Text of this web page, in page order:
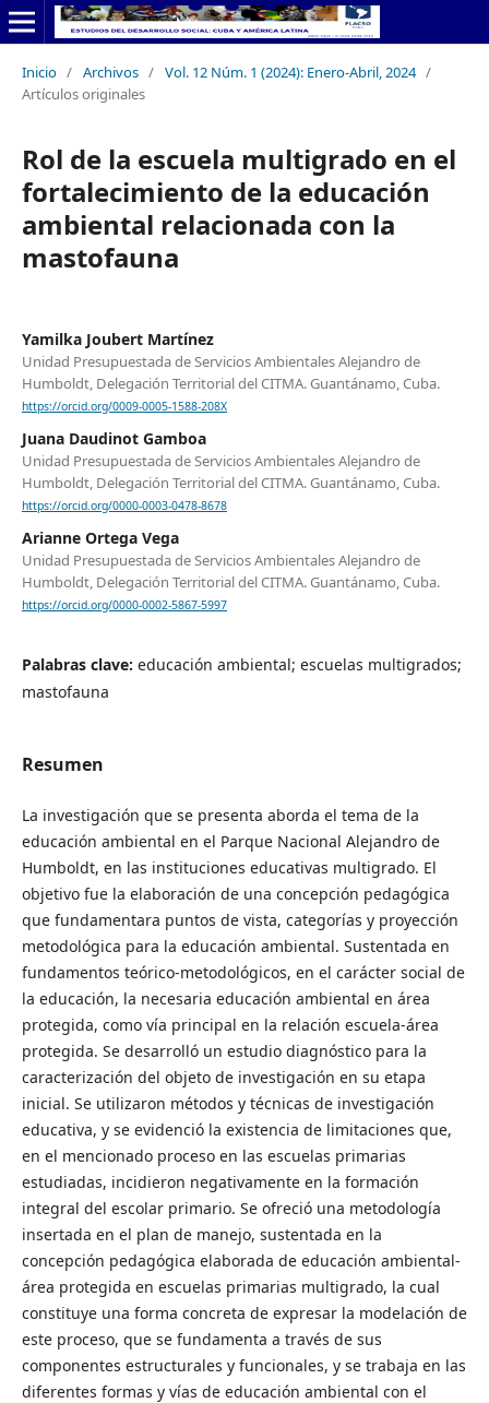
Inicio / Archivos / Vol. 12 Núm. 1 (2024): Enero-Abril, 2024 /
Artículos originales
Rol de la escuela multigrado en el
fortalecimiento de la educación
ambiental relacionada con la
mastofauna
Yamilka Joubert Martínez
Unidad Presupuestada de Servicios Ambientales Alejandro de
Humboldt, Delegación Territorial del CITMA. Guantánamo, Cuba.
https://orcid.org/0009-0005-1588-208X
Juana Daudinot Gamboa
Unidad Presupuestada de Servicios Ambientales Alejandro de
Humboldt, Delegación Territorial del CITMA. Guantánamo, Cuba.
https://orcid.org/0000-0003-0478-8678
Arianne Ortega Vega
Unidad Presupuestada de Servicios Ambientales Alejandro de
Humboldt, Delegación Territorial del CITMA. Guantánamo, Cuba.
https://orcid.org/0000-0002-5867-5997
Palabras clave: educación ambiental; escuelas multigrados;
mastofauna
Resumen
La investigación que se presenta aborda el tema de la
educación ambiental en el Parque Nacional Alejandro de
Humboldt, en las instituciones educativas multigrado. El
objetivo fue la elaboración de una concepción pedagógica
que fundamentara puntos de vista, categorías y proyección
metodológica para la educación ambiental. Sustentada en
fundamentos teórico-metodológicos, en el carácter social de
la educación, la necesaria educación ambiental en área
protegida, como vía principal en la relación escuela-área
protegida. Se desarrolló un estudio diagnóstico para la
caracterización del objeto de investigación en su etapa
inicial. Se utilizaron métodos y técnicas de investigación
educativa, y se evidenció la existencia de limitaciones que,
en el mencionado proceso en las escuelas primarias
estudiadas, incidieron negativamente en la formación
integral del escolar primario. Se ofreció una metodología
insertada en el plan de manejo, sustentada en la
concepción pedagógica elaborada de educación ambiental-
área protegida en escuelas primarias multigrado, la cual
constituye una forma concreta de expresar la modelación de
este proceso, que se fundamenta a través de sus
componentes estructurales y funcionales, y se trabaja en las
diferentes formas y vías de educación ambiental con el